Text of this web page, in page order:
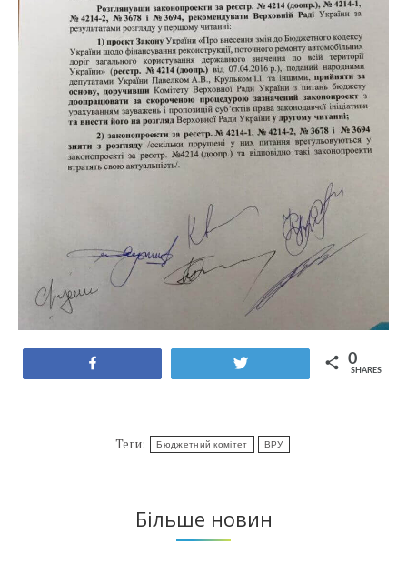
0
SHARES
Теги: Бюджетний комітет ВРУ
Більше новин